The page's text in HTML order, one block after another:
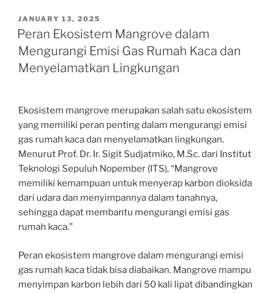
POSTED
ON
JANUARY 13, 2025
Peran Ekosistem Mangrove dalam
Mengurangi Emisi Gas Rumah Kaca dan
Menyelamatkan Lingkungan
Ekosistem mangrove merupakan salah satu ekosistem
yang memiliki peran penting dalam mengurangi emisi
gas rumah kaca dan menyelamatkan lingkungan.
Menurut Prof. Dr. Ir. Sigit Sudjatmiko, M.Sc. dari Institut
Teknologi Sepuluh Nopember (ITS), “Mangrove
memiliki kemampuan untuk menyerap karbon dioksida
dari udara dan menyimpannya dalam tanahnya,
sehingga dapat membantu mengurangi emisi gas
rumah kaca.”
Peran ekosistem mangrove dalam mengurangi emisi
gas rumah kaca tidak bisa diabaikan. Mangrove mampu
menyimpan karbon lebih dari 50 kali lipat dibandingkan